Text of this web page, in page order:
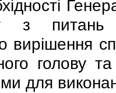
з питань
вирiшення
голову
для